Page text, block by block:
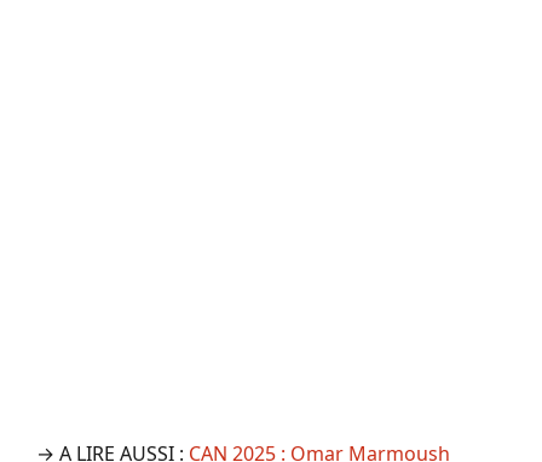
→ A LIRE AUSSI : CAN 2025 : Omar Marmoush